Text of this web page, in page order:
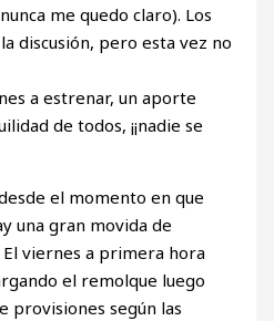
me quedo claro). Los
discusión, pero esta vez no
a estrenar, un aporte
de todos, ¡¡nadie se
el momento en que
una gran movida de
viernes a primera hora
el remolque luego
provisiones según las